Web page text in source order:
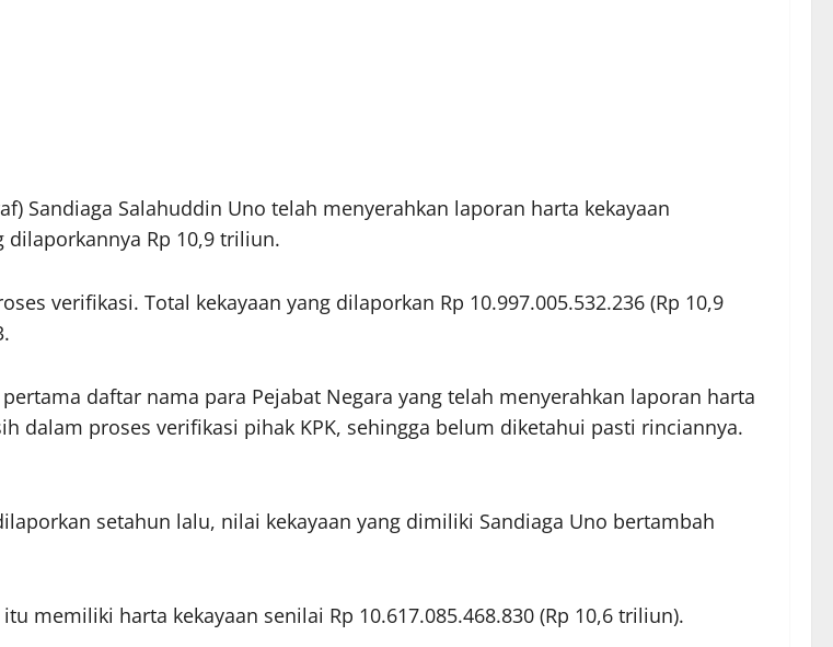
Sandiaga Salahuddin Uno telah menyerahkan laporan harta kekayaan
dilaporkannya Rp 10,9 triliun.
verifikasi. Total kekayaan yang dilaporkan Rp 10.997.005.532.236 (Rp 10,9
daftar nama para Pejabat Negara yang telah menyerahkan laporan harta
dalam proses verifikasi pihak KPK, sehingga belum diketahui pasti rinciannya.
setahun lalu, nilai kekayaan yang dimiliki Sandiaga Uno bertambah
memiliki harta kekayaan senilai Rp 10.617.085.468.830 (Rp 10,6 triliun).